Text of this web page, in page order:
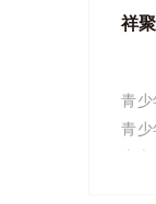
祥
青少
青
上